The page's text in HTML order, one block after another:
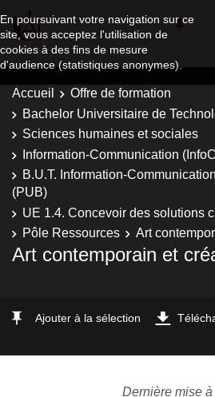
En poursuivant votre navigation sur ce
site, vous acceptez l'utilisation de
cookies à des fins de mesure
d'audience (statistiques anonymes).
Accueil
Offre de formation
Bachelor Universitaire de
Sciences humaines et sociales
Information-Communication
B.U.T. Information-
(PUB)
UE 1.4. Concevoir des solutions
Pôle Ressources
Art
Art contemporain et
Ajouter à la sélection
Dernière mise